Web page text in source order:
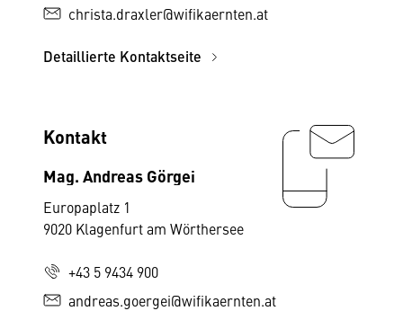
christa.draxler@wifikaernten.at
Detaillierte Kontaktseite
Kontakt
Mag. Andreas Görgei
Europaplatz 1
9020 Klagenfurt am Wörthersee
+43 5 9434 900
andreas.goergei@wifikaernten.at